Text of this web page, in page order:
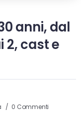
anni, dal
2, cast e
0 Commenti